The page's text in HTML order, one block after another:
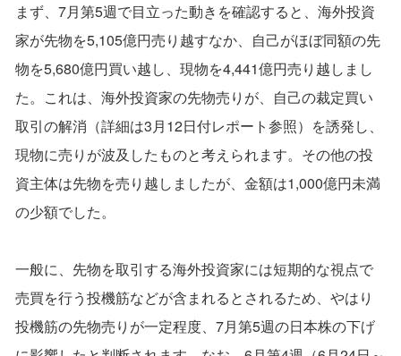
まず、7月第5週で目立った動きを確認すると、海外投資
家が先物を5,105億円売り越すなか、自己がほぼ同額の先
物を5,680億円買い越し、現物を4,441億円売り越しまし
た。これは、海外投資家の先物売りが、自己の裁定買い
取引の解消（詳細は3月12日付レポート参照）を誘発し、
現物に売りが波及したものと考えられます。その他の投
資主体は先物を売り越しましたが、金額は1,000億円未満
の少額でした。
一般に、先物を取引する海外投資家には短期的な視点で
売買を行う投機筋などが含まれるとされるため、やはり
投機筋の先物売りが一定程度、7月第5週の日本株の下げ